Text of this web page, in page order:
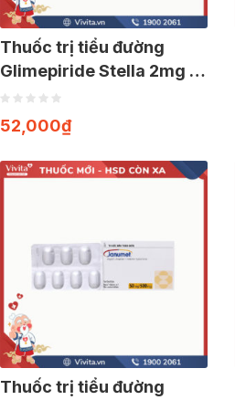
Thuốc trị tiểu đường
Glimepiride Stella 2mg |
Hộp 30 viên
52,000₫
Thuốc trị tiểu đường